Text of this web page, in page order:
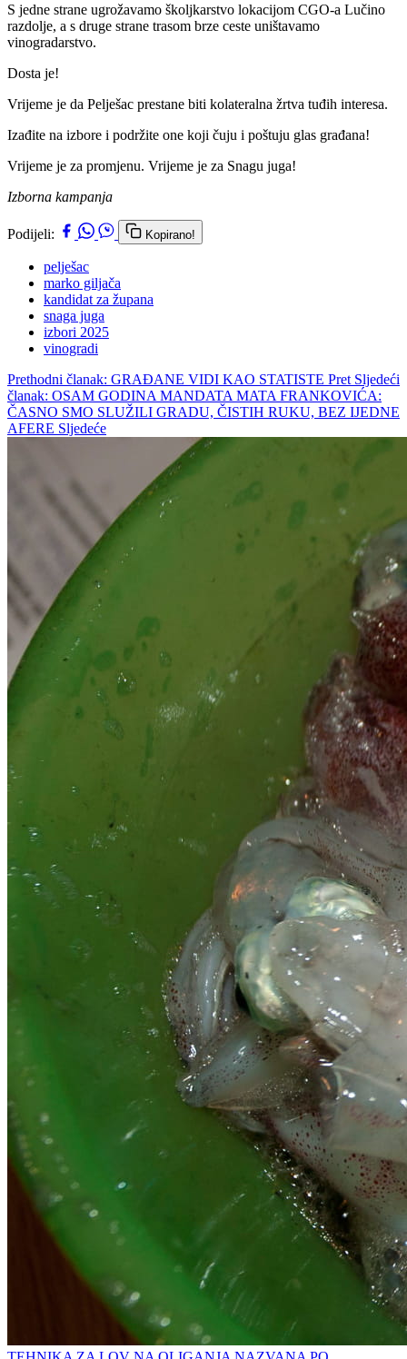
S jedne strane ugrožavamo školjkarstvo lokacijom CGO-a Lučino
razdolje, a s druge strane trasom brze ceste uništavamo
vinogradarstvo.
Dosta je!
Vrijeme je da Pelješac prestane biti kolateralna žrtva tuđih interesa.
Izađite na izbore i podržite one koji čuju i poštuju glas građana!
Vrijeme je za promjenu. Vrijeme je za Snagu juga!
Izborna kampanja
Podijeli: Kopirano!
pelješac
marko giljača
kandidat za župana
snaga juga
izbori 2025
vinogradi
Prethodni članak: GRAĐANE VIDI KAO STATISTE Pret Sljedeći
članak: OSAM GODINA MANDATA MATA FRANKOVIĆA:
ČASNO SMO SLUŽILI GRADU, ČISTIH RUKU, BEZ IJEDNE
AFERE Sljedeće